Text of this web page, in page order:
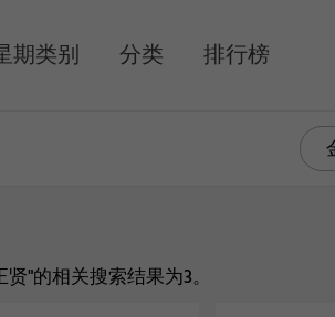
期类别 分类 排行榜
贤"的相关搜索结果为3。